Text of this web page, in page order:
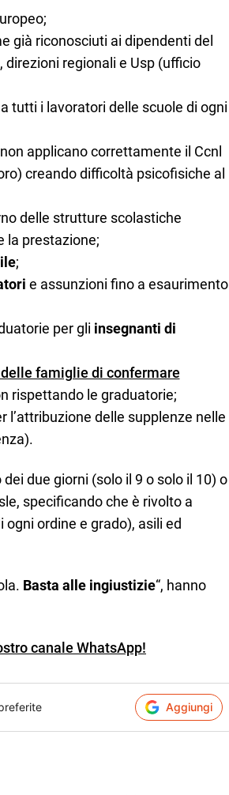
già riconosciuti ai dipendenti del
regionali e Usp (ufficio
tutti i lavoratori delle scuole di ogni
applicano correttamente il Ccnl
creando difficoltà psicofisiche al
delle strutture scolastiche
la prestazione;
;
e assunzioni fino a esaurimento
per gli insegnanti di
famiglie di confermare
rispettando le graduatorie;
l’attribuzione delle supplenze nelle
due giorni (solo il 9 o solo il 10) o
specificando che è rivolto a
ogni ordine e grado), asili ed
Basta alle ingiustizie“, hanno
canale WhatsApp!
Aggiungi